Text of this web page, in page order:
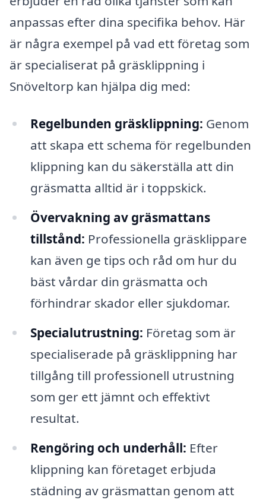
anpassas efter dina specifika behov. Här
är några exempel på vad ett företag som
är specialiserat på gräsklippning i
Snöveltorp kan hjälpa dig med:
Regelbunden gräsklippning: Genom
att skapa ett schema för regelbunden
klippning kan du säkerställa att din
gräsmatta alltid är i toppskick.
Övervakning av gräsmattans
tillstånd: Professionella gräsklippare
kan även ge tips och råd om hur du
bäst vårdar din gräsmatta och
förhindrar skador eller sjukdomar.
Specialutrustning: Företag som är
specialiserade på gräsklippning har
tillgång till professionell utrustning
som ger ett jämnt och effektivt
resultat.
Rengöring och underhåll: Efter
klippning kan företaget erbjuda
städning av gräsmattan genom att